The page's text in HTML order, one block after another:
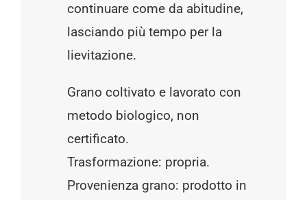
continuare come da abitudine,
lasciando più tempo per la
lievitazione.
Grano coltivato e lavorato con
metodo biologico, non
certificato.
Trasformazione: propria.
Provenienza grano: prodotto in